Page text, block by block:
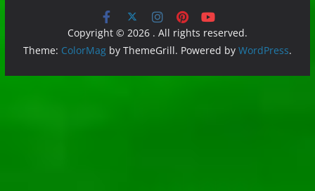
Copyright © 2026 . All rights reserved.
Theme: ColorMagby ThemeGrill. Powered by WordPress.